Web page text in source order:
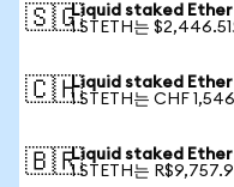
🇸🇬Liquid staked Ether
1 STETH는
🇨🇭Liquid staked Ether
1 STETH는 CHF
🇧🇷Liquid staked Ether
1 STETH는